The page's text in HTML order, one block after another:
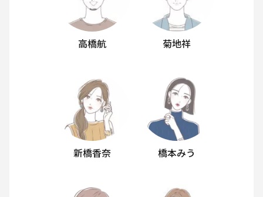
高橋航 菊地祥
新橋香奈 橋本みう